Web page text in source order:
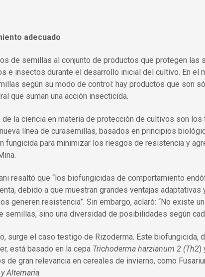
adecuado
de semillas al conjunto de productos que protegen las
e insectos durante el desarrollo inicial del cultivo. En el
según su modo de control: hay productos que son
que suman una acción insecticida.
de la ciencia en materia de protección de cultivos son
línea de curasemillas, basados en principios
fungicida para minimizar los riesgos de resistencia y
resaltó que “los biofungicidas de comportamiento
debido a que muestran grandes ventajas
generen resistencia”. Sin embargo, aclaró: “No existe
semillas, sino una diversidad de posibilidades según
surge el caso testigo de Rizoderma. Este biofungicida,
está basado en la cepa Trichoderma harzianum 2 (Th2)
de gran relevancia en cereales de invierno, como
Alternaria.